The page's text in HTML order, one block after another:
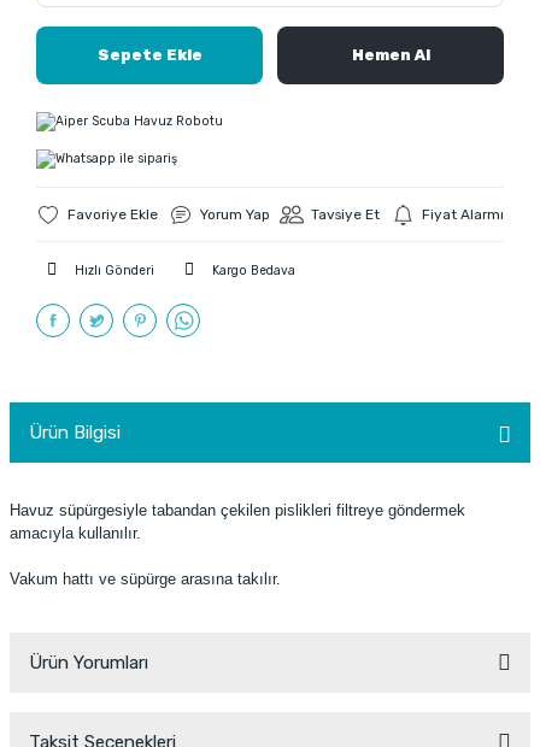
Sepete Ekle Hemen Al
Yorum Yap Tavsiye Et Fiyat Alarmı
Hızlı Gönderi Kargo Bedava
Ürün Bilgisi
Havuz süpürgesiyle tabandan çekilen pislikleri filtreye göndermek
amacıyla kullanılır.
Vakum hattı ve süpürge arasına takılır.
Ürün Yorumları
Taksit Seçenekleri